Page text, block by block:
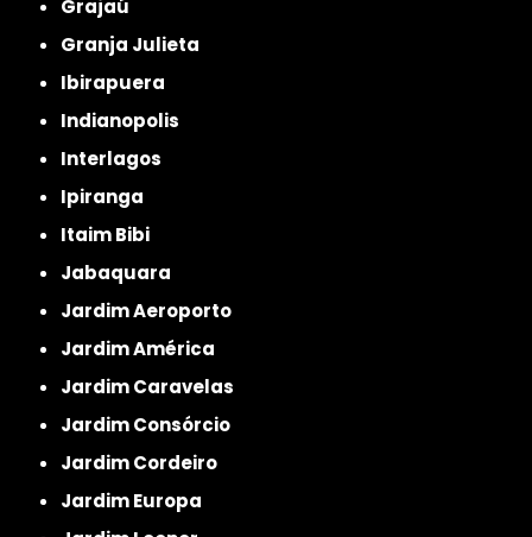
Grajaú
Granja Julieta
Ibirapuera
Indianopolis
Interlagos
Ipiranga
Itaim Bibi
Jabaquara
Jardim Aeroporto
Jardim América
Jardim Caravelas
Jardim Consórcio
Jardim Cordeiro
Jardim Europa